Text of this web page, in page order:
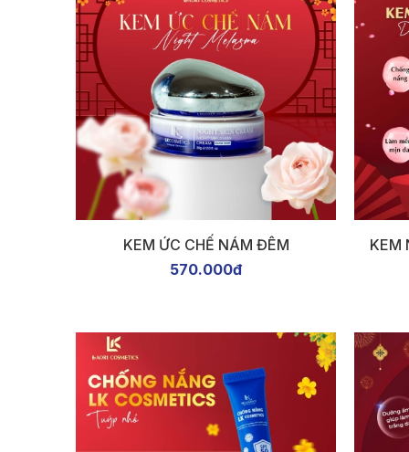
KEM ỨC CHẾ NÁM ĐÊM
570.000đ
KEM